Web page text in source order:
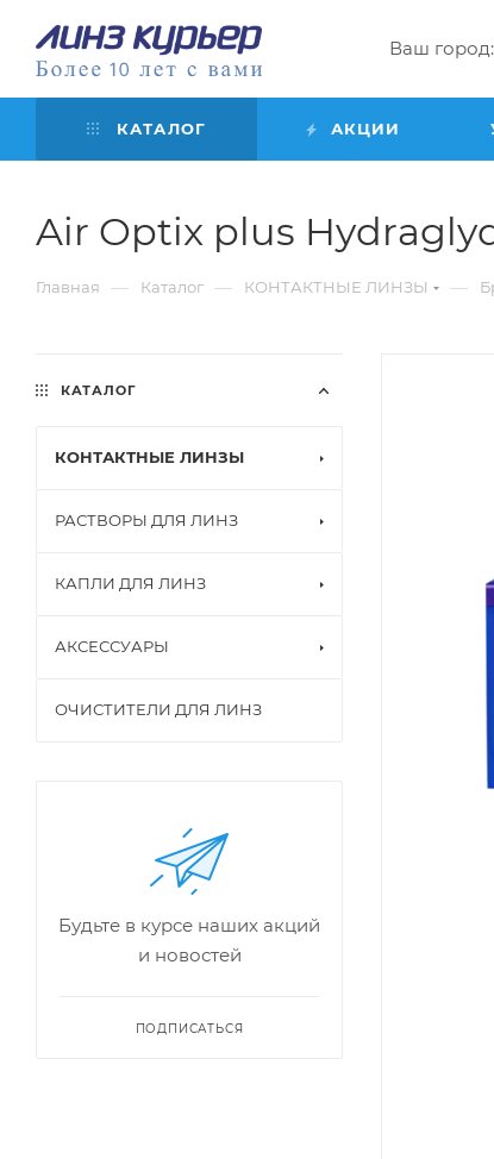
Ваш город:
КАТАЛОГ АКЦИИ
Air Optix plus
Главная — Каталог — КОНТАКТНЫЕ ЛИНЗЫ —
КАТАЛОГ
КОНТАКТНЫЕ ЛИНЗЫ
РАСТВОРЫ ДЛЯ ЛИНЗ
КАПЛИ ДЛЯ ЛИНЗ
АКСЕССУАРЫ
ОЧИСТИТЕЛИ ДЛЯ ЛИНЗ
Будьте в курсе наших акций
и новостей
ПОДПИСАТЬСЯ